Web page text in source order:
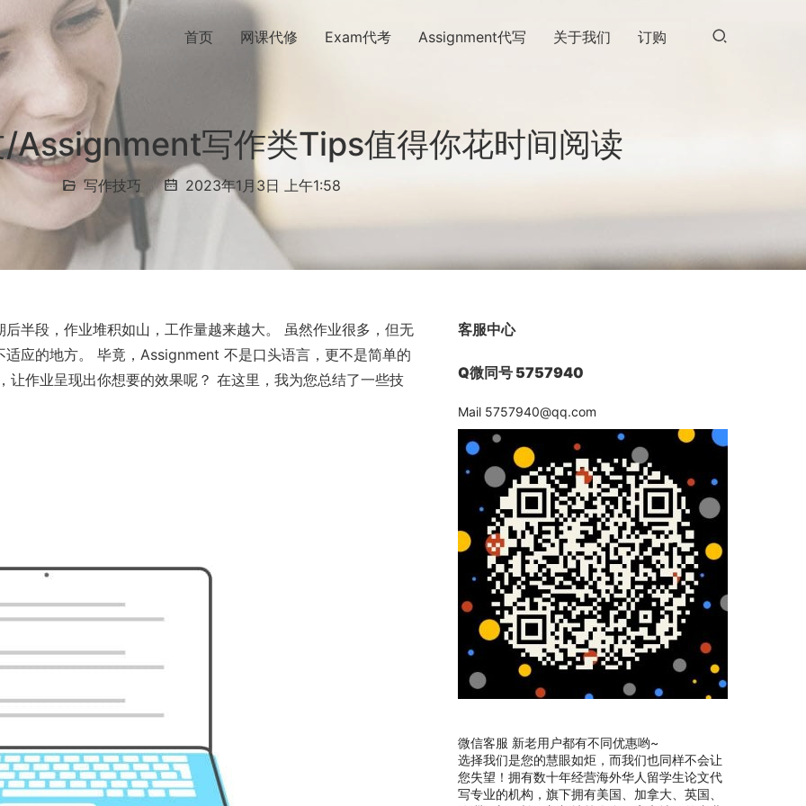
首页 网课代修 Exam代考 Assignment代写 关于我们 订购
Assignment写作类Tips值得你花时间阅读
写作技巧 2023年1月3日 上午1:58
半段，作业堆积如山，工作量越来越大。 虽然作业很多，但无
应的地方。 毕竟，Assignment 不是口头语言，更不是简单的
作业呈现出你想要的效果呢？ 在这里，我为您总结了一些技
客服中心
Q微同号 5757940
Mail 5757940@qq.com
微信客服 新老用户都有不同优惠哟~
选择我们是您的慧眼如炬，而我们也同样不会让
您失望！拥有数十年经营海外华人留学生论文代
写专业的机构，旗下拥有美国、加拿大、英国、